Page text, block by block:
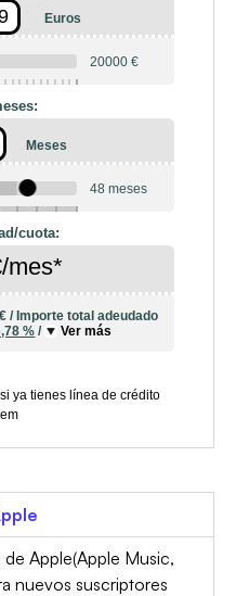
Euros
20000 €
Meses
48 meses
cuota:
mes*
/Importe total adeudado
% / Ver más
ya tienes línea de crédito
Apple(Apple Music,
nuevos suscriptores